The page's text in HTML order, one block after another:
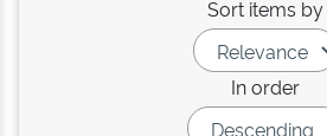
Sort items by
In order